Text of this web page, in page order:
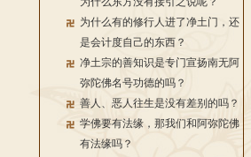
为什么有的修行人进了净土门，还
是会计度自己的东西？
净土宗的善知识是专门宣扬南无阿
弥陀佛名号功德的吗？
善人、恶人往生是没有差别的吗？
学佛要有法缘，那我们和阿弥陀佛
有法缘吗？